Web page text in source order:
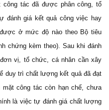
công tác đã được phân công, tổ
đánh giá kết quả công việc hay
ở mức độ nào theo Bộ tiêu
chứng kèm theo). Sau khi đánh
vị, tổ chức, cá nhân cần xây
duy trì chất lượng kết quả đã đạt
công tác còn hạn chế, chưa
là việc tự đánh giá chất lượng